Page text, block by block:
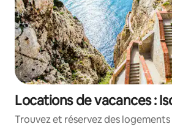
Locations de vacances :
Trouvez et réservez des